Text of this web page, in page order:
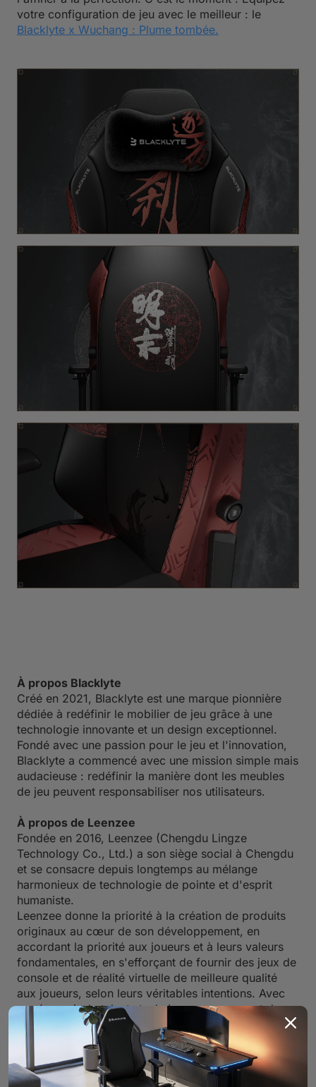
votre configuration de jeu avec le meilleur : le
Blacklyte x Wuchang : Plume tombée.
À propos Blacklyte
Créé en 2021, Blacklyte est une marque pionnière
dédiée à redéfinir le mobilier de jeu grâce à une
technologie innovante et un design exceptionnel.
Fondé avec une passion pour le jeu et l'innovation,
Blacklyte a commencé avec une mission simple mais
audacieuse : redéfinir la manière dont les meubles
de jeu peuvent responsabiliser nos utilisateurs.
À propos de Leenzee
Fondée en 2016, Leenzee (Chengdu Lingze
Technology Co., Ltd.) a son siège social à Chengdu
et se consacre depuis longtemps au mélange
harmonieux de technologie de pointe et d'esprit
humaniste.
Leenzee donne la priorité à la création de produits
originaux au cœur de son développement, en
accordant la priorité aux joueurs et à leurs valeurs
fondamentales, en s'efforçant de fournir des jeux de
console et de réalité virtuelle de meilleure qualité
aux joueurs, selon leurs véritables intentions. Avec
un réservoir de talents techniques comprenant des
créateurs de jeux, des concepteurs, des ingénieurs,
des artistes exceptionnels, ainsi que des écrivains,
réalisateurs et musiciens professionnels, Leenzee
collabore avec de nombreux partenaires mondiaux